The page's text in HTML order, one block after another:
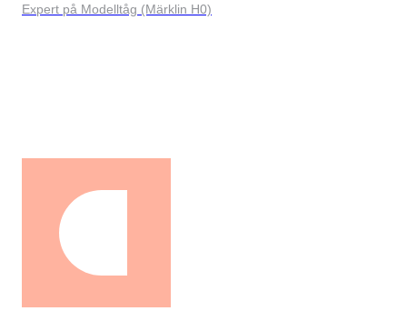
Expert på Modelltåg (Märklin H0)